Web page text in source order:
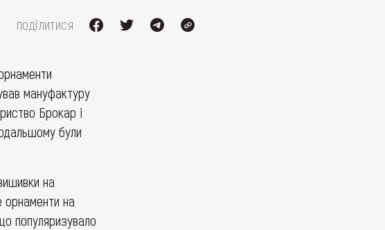
поділитися
мануфактуру
Брокар і
були
на
орнаменти на
популяризувало